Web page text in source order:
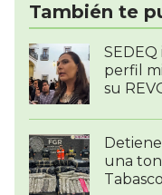
También te
perfil
su
una
Tabasco